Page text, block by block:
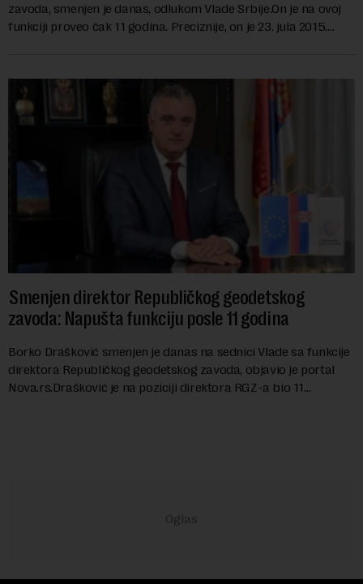
zavoda, smenjen je danas, odlukom Vlade Srbije.On je na ovoj
funkciji proveo čak 11 godina. Preciznije, on je 23. jula 2015.
Smenjen direktor Republičkog geodetskog
zavoda: Napušta funkciju posle 11 godina
Borko Drašković smenjen je danas na sednici Vlade sa funkcije
direktora Republičkog geodetskog zavoda, objavio je portal
Nova.rs.Drašković je na poziciji direktora RGZ-a bio 11